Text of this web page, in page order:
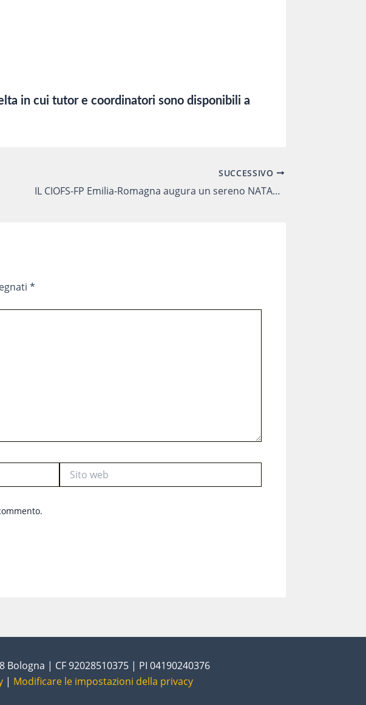
in cui tutor e coordinatori sono disponibili a
SUCCESSIVO
IL CIOFS-FP Emilia-Romagna augura un sereno NATALE 2018
*
web
Bologna | CF 92028510375 | PI 04190240376
| Modificare le impostazioni della privacy